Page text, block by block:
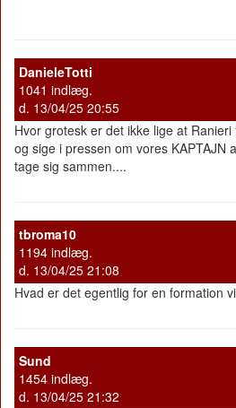
DanieleTotti
1041 indlæg.
d. 13/04/25 20:55
Hvor grotesk er det ikke lige at
og sige i pressen om vores KAPTAJN
tage sig sammen....
tbroma10
1194 indlæg.
d. 13/04/25 21:08
Hvad er det egentlig for en formation
Sund
1454 indlæg.
d. 13/04/25 21:32